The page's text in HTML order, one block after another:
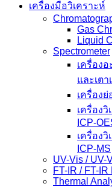
เครื่องมือวิเคราะห์
Gas
Liquid
Spectrometer
เครื่อง
และเตา
เครื่อง
เครื่อง
ICP-
เครื่อง
ICP-MS
UV-Vis / UV-
FT-IR / FT-
Thermal